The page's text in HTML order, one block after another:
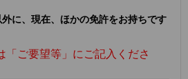
に、現在、ほかの免許をお持ちです
ご要望等」にご記入くださ